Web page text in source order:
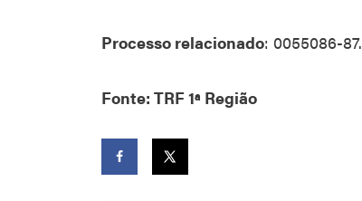
Processo relacionado: 0055086-
Fonte: TRF 1ª Região